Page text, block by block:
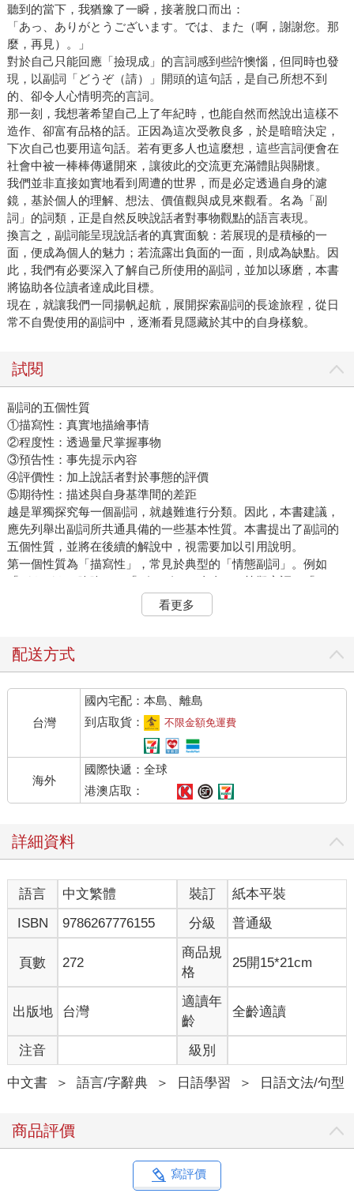
聽到的當下，我猶豫了一瞬，接著脫口而出：
「あっ、ありがとうございます。では、また（啊，謝謝您。那
麼，再見）。」
對於自己只能回應「撿現成」的言詞感到些許懊惱，但同時也發
現，以副詞「どうぞ（請）」開頭的這句話，是自己所想不到
的、卻令人心情明亮的言詞。
那一刻，我想著希望自己上了年紀時，也能自然而然說出這樣不
造作、卻富有品格的話。正因為這次受教良多，於是暗暗決定，
下次自己也要用這句話。若有更多人也這麼想，這些言詞便會在
社會中被一棒棒傳遞開來，讓彼此的交流更充滿體貼與關懷。
我們並非直接如實地看到周遭的世界，而是必定透過自身的濾
鏡，基於個人的理解、想法、價值觀與成見來觀看。名為「副
詞」的詞類，正是自然反映說話者對事物觀點的語言表現。
換言之，副詞能呈現說話者的真實面貌：若展現的是積極的一
面，便成為個人的魅力；若流露出負面的一面，則成為缺點。因
此，我們有必要深入了解自己所使用的副詞，並加以琢磨，本書
將協助各位讀者達成此目標。
現在，就讓我們一同揚帆起航，展開探索副詞的長途旅程，從日
常不自覺使用的副詞中，逐漸看見隱藏於其中的自身樣貌。
試閱
副詞的五個性質
①描寫性：真實地描繪事情
②程度性：透過量尺掌握事物
③預告性：事先提示內容
④評價性：加上說話者對於事態的評價
⑤期待性：描述與自身基準間的差距
越是單獨探究每一個副詞，就越難進行分類。因此，本書建議，
應先列舉出副詞所共通具備的一些基本性質。本書提出了副詞的
五個性質，並將在後續的解說中，視需要加以引用說明。
第一個性質為「描寫性」，常見於典型的「情態副詞」。例如
「ガタガタ（咯咯）」「ゲラゲラ（哈哈）」等擬音詞、「つる
つる（滑溜溜）」「くるくる（滴溜溜）」等擬態詞，其共通特
藉由動詞或形容詞等用言來完全表達的階段，透過副詞便得以詳
第三個性質為「預告性」，常見於典型的「預告副詞」。就日語
構造而言，原本理應是不看到句末便無法理解句意。不過，透過
副詞於句子開頭事先提示句意，就能正確表達句子整體內容，避
第四個性質為「評價性」，常見於典型的「評價副詞」。副詞與
形容詞一樣，皆屬於容易表現說話者主觀態度的詞類。副詞在使
用時往往會夾帶說話者的評價，可說是副詞難以避免的宿命。
第五個性質為「期待性」，常見於典型的「認定副詞」或「限定
基準期望值與實際現象相互對照，透過副詞來表現兩者間的差
距。
副詞的期待性――有效傳達情感
思考副詞時，特別重要的是「期待性」。
我們透過言詞來表達時，分為客觀陳述法與主觀陳述法。一般認
為，以名詞或動詞來陳述時通常較為客觀。這是由於名詞陳述概
念與知識等，動詞則陳述存在與事情等，兩者皆直接陳述現象。
相對於此，透過形容詞或副詞來陳述時，通常容易變得主觀。以
形容詞為例，即使氣溫同為二十度，春天時會覺得暖和，秋天時
則感到涼爽。這是因為說話者所持基準有所不同，前者為度過寒
冬時節後所迎來的春天，後者則是度過盛夏時節後所迎來的秋
天。「二十度」為客觀的名詞世界，「暖かい（暖和的）」「涼
しい（涼爽的）」則為主觀的形容詞世界。當然，這樣的主觀表
現得以成立，是由於說話者與聽者之間擁有共通的經驗。基於共
通經驗的「共鳴」是形容詞表現的關鍵。
流れる（河川緩慢地流動）」這句話之所以成立，是由於說話者
腦中有河川流動速度的基準值，眼前河川的流動速度比基準值緩
流速相較平穩而聞名。分別在這兩條河川旁長大的人，對於「ゆ
っくり（緩慢地）」的感覺也會有所不同。當眼前現象與自身感
看更多
配送方式
台灣
國內宅配：本島、離島
到店取貨：
不限金額免運費
海外
國際快遞：全球
港澳店取：
詳細資料
語言 中文繁體 裝訂
紙本平裝
ISBN
9786267776155 分級 普通級
頁數 272
商品規
格
25開15*21cm
出版地 台灣
適讀年
齡
全齡適讀
注音 級別
中文書 ＞ 語言/字辭典 ＞ 日語學習 ＞ 日語文法/句型
商品評價
寫評價